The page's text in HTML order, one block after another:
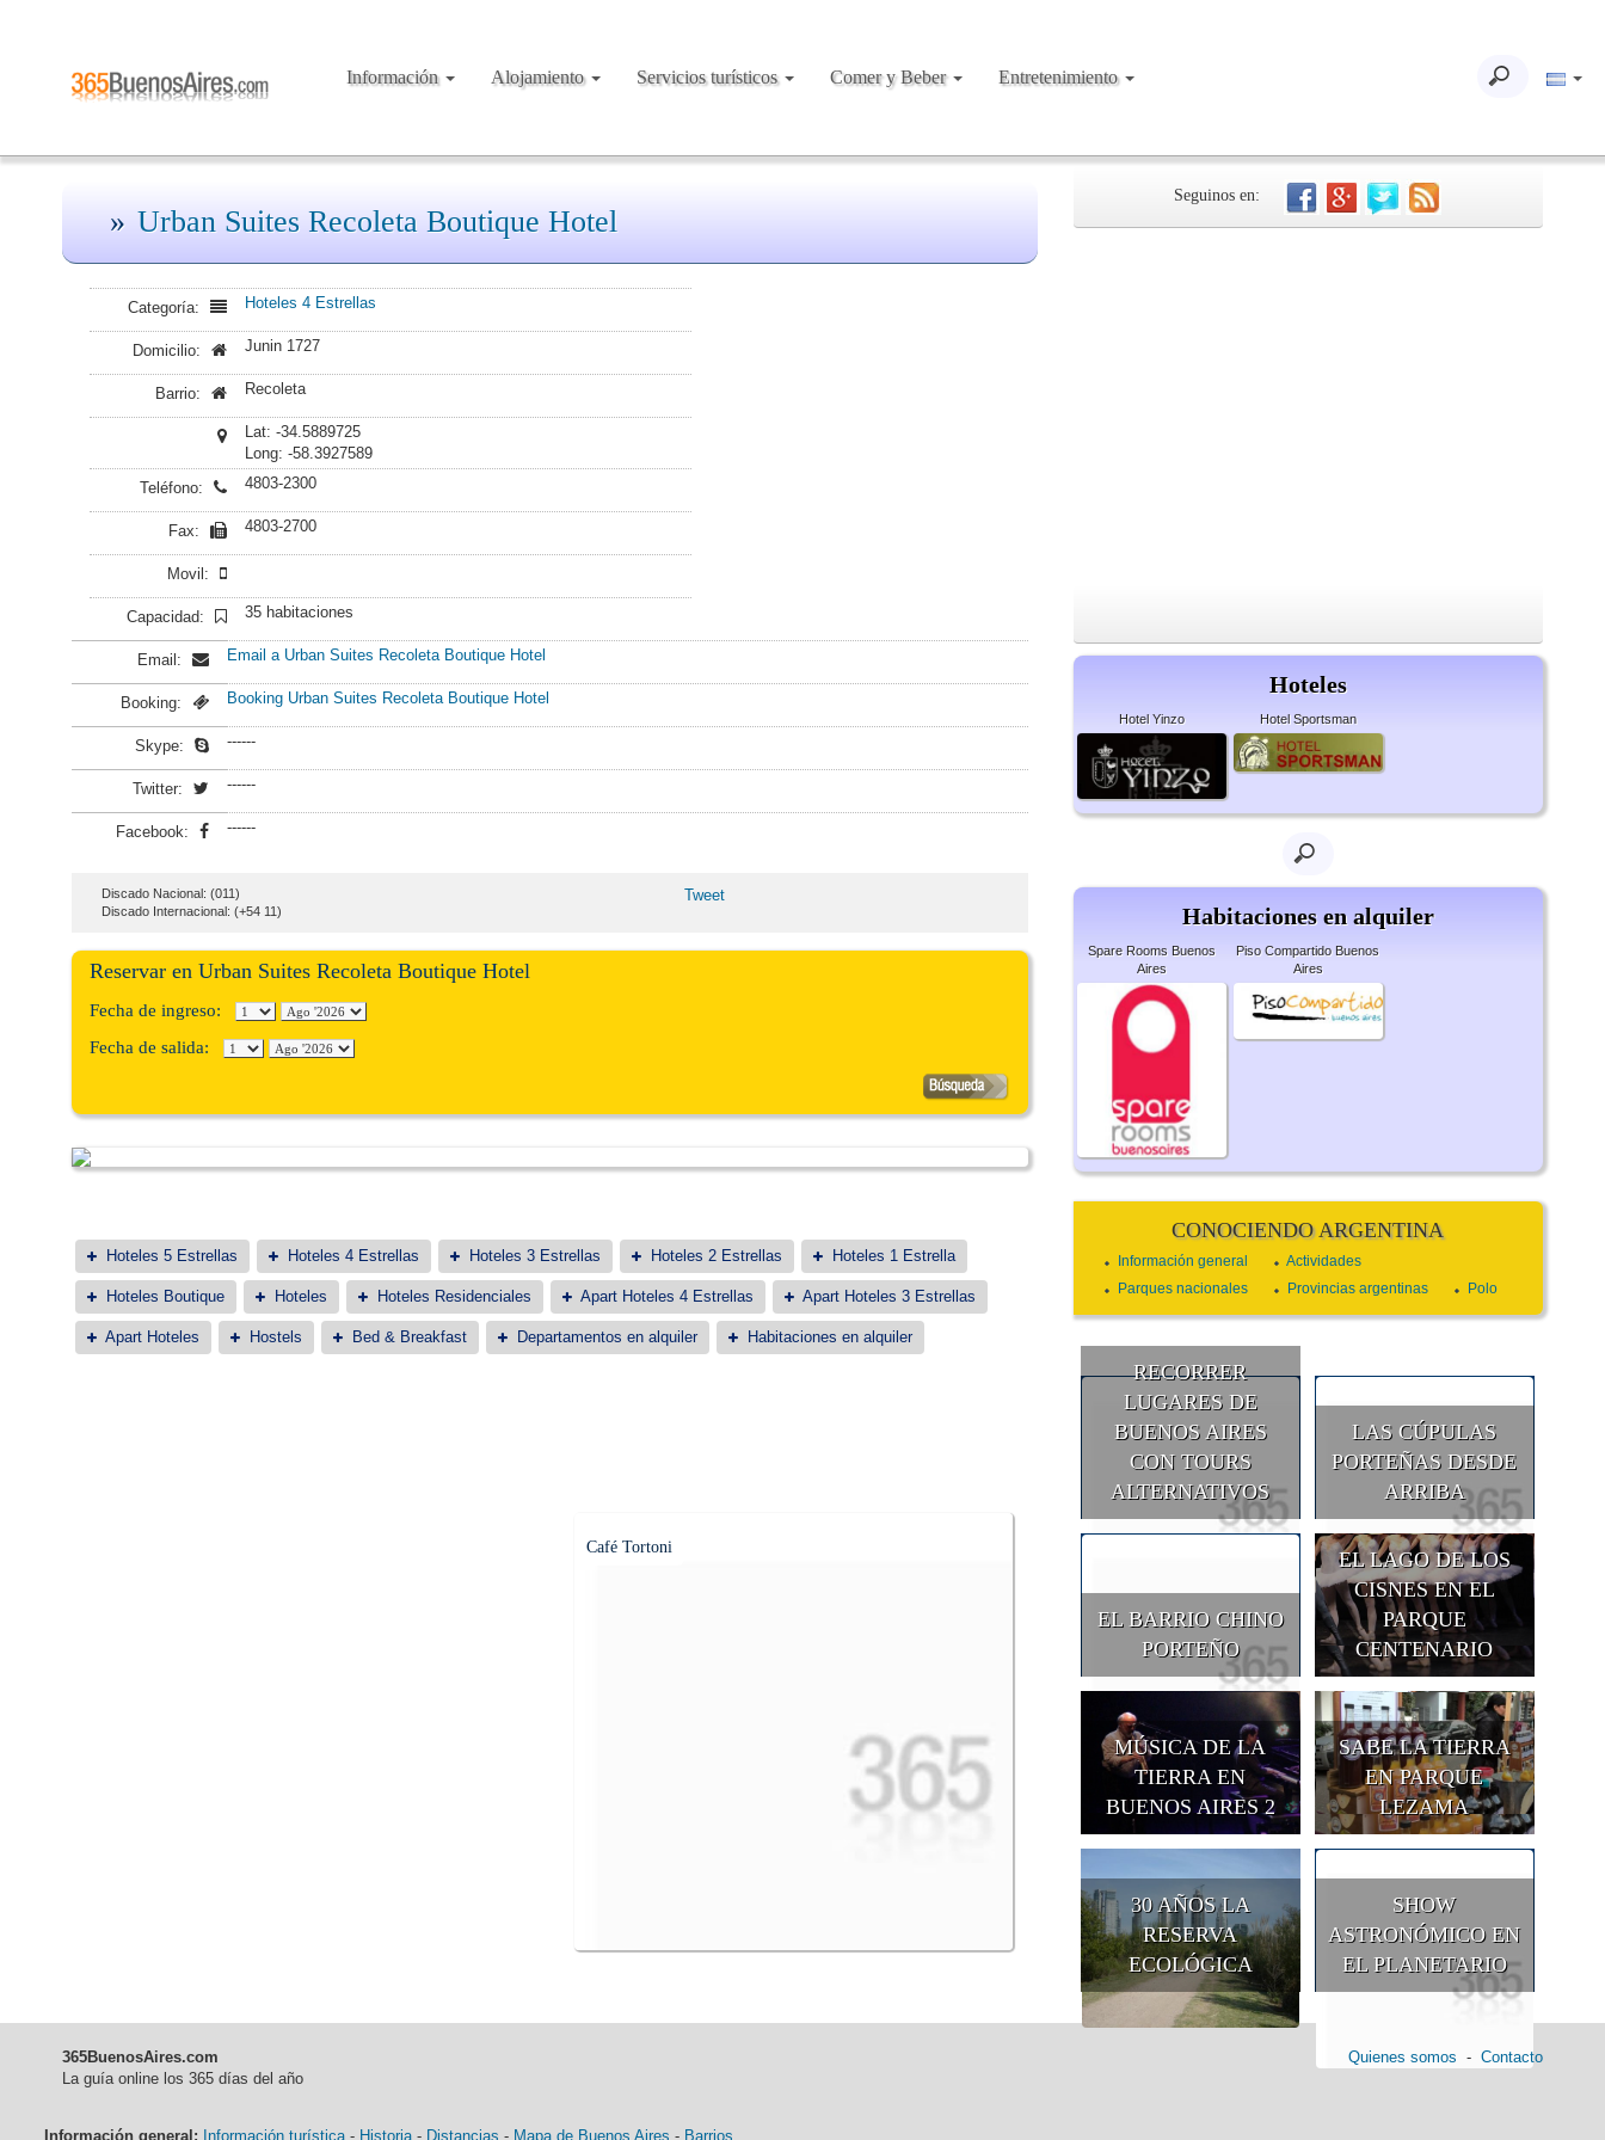
Información Alojamiento Servicios turísticos Comer y Beber Entretenimiento
Urban Suites Recoleta Boutique Hotel
Categoría: Hoteles 4 Estrellas
Domicilio: Junin 1727
Barrio: Recoleta
Lat: -34.5889725
Long: -58.3927589
Teléfono:
4803-2300
Fax: 4803-2700
Movil:
Capacidad: 35 habitaciones
Email: Email a Urban Suites Recoleta Boutique Hotel
Booking: Booking Urban Suites Recoleta Boutique Hotel
Skype: ------
Twitter: ------
Facebook: ------
Discado Nacional: (011)
Discado Internacional: (+54 11)
Tweet
Reservar en Urban Suites Recoleta Boutique Hotel
Fecha de ingreso:
Fecha de salida:
Hoteles 5 Estrellas Hoteles 4 Estrellas Hoteles 3 Estrellas Hoteles 2 Estrellas Hoteles 1 Estrella
Hoteles Boutique Hoteles Hoteles Residenciales Apart Hoteles 4 Estrellas Apart Hoteles 3 Estrellas
Apart Hoteles Hostels Bed & Breakfast Departamentos en alquiler Habitaciones en alquiler
Café Tortoni
Seguinos en:
Hoteles
Hotel Yinzo Hotel Sportsman
Habitaciones en alquiler
Spare Rooms Buenos
Aires
Piso Compartido Buenos
Aires
CONOCIENDO ARGENTINA
Información general
Actividades
Parques nacionales
Provincias argentinas Polo
RECORRER
LUGARES DE
BUENOS AIRES
CON TOURS
ALTERNATIVOS
LAS CÚPULAS
PORTEÑAS DESDE
ARRIBA
EL BARRIO CHINO
PORTEÑO
EL LAGO DE LOS
CISNES EN EL
PARQUE
CENTENARIO
MÚSICA DE LA
TIERRA EN
BUENOS AIRES 2
SABE LA TIERRA
EN PARQUE
LEZAMA
30 AÑOS LA
RESERVA
ECOLÓGICA
SHOW
ASTRONÓMICO EN
EL PLANETARIO
365BuenosAires.com
La guía online los 365 días del año
Quienes somos - Contacto
Información general: Información turística - Historia - Distancias - Mapa de Buenos Aires - Barrios